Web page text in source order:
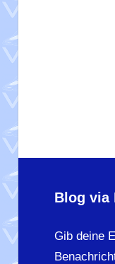
Blog via
Gib deine